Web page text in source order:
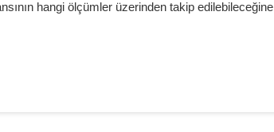
hangi ölçümler üzerinden takip edilebileceğine